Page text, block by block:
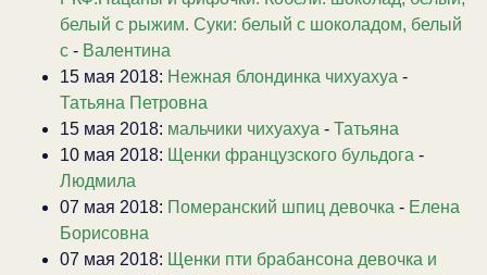
белый с рыжим. Суки: белый с шоколадом, белый
с - Валентина
15 мая 2018: Нежная блондинка чихуахуа -
Татьяна Петровна
15 мая 2018: мальчики чихуахуа - Татьяна
10 мая 2018: Щенки французского бульдога -
Людмила
07 мая 2018: Померанский шпиц девочка - Елена
Борисовна
07 мая 2018: Щенки пти брабансона девочка и